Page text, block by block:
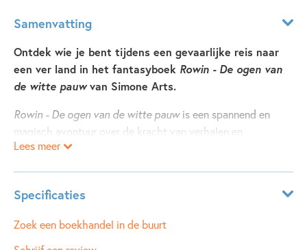
Samenvatting
Ontdek wie je bent tijdens een gevaarlijke reis naar
een ver land in het fantasyboek Rowin - De ogen van
de witte pauwvan Simone Arts.
Rowin - De ogen van de witte pauwis een spannend en
magisch avontuur over de kracht van verhalen en
verbeelding, geschreven door Simone Arts. Rowins vader
moment wanneer ze de mysterieuze opdracht krijgen om
daarheen te reizen. Midden in de nacht sluipen ze weg van
Lees meer
Specificaties
Leeftijdsindicatie: 10 - 14 jaar
ISBN:
9789025890803
Zoek een boekhandel in de buurt